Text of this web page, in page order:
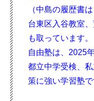
（中島の履歴書
台東区入谷教室
も取っています。
自由塾は、2025
都立中学受検、
策に強い学習塾で